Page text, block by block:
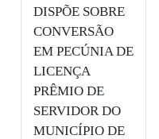
DISPÕE SOBRE
CONVERSÃO
EM PECÚNIA DE
LICENÇA
PRÊMIO DE
SERVIDOR DO
MUNICÍPIO DE